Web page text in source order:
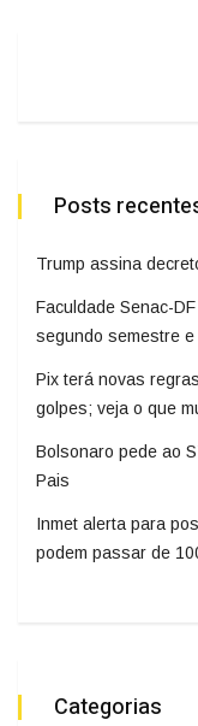
Posts
Trump assina
Faculdade Senac-
segundo semestre
Pix terá novas
golpes; veja o que
Bolsonaro pede ao
Pais
Inmet alerta para
podem passar de
Categorias